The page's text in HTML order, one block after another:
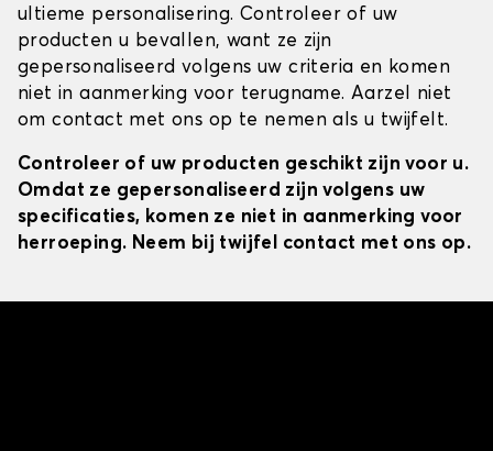
ultieme personalisering. Controleer of uw
producten u bevallen, want ze zijn
gepersonaliseerd volgens uw criteria en komen
niet in aanmerking voor terugname. Aarzel niet
om contact met ons op te nemen als u twijfelt.
Controleer of uw producten geschikt zijn voor u.
Omdat ze gepersonaliseerd zijn volgens uw
specificaties, komen ze niet in aanmerking voor
herroeping. Neem bij twijfel contact met ons op.